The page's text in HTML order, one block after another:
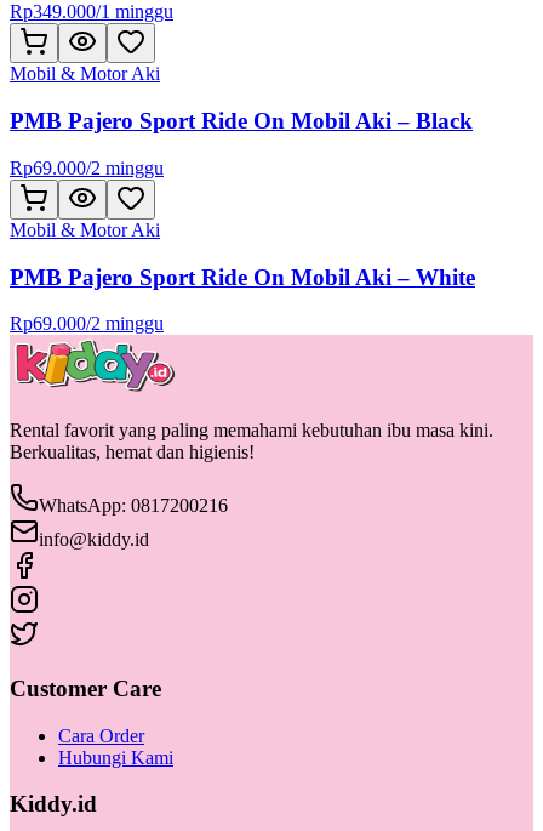
Rp349.000/1 minggu
Mobil & Motor Aki
PMB Pajero Sport Ride On Mobil Aki – Black
Rp69.000/2 minggu
Mobil & Motor Aki
PMB Pajero Sport Ride On Mobil Aki – White
Rp69.000/2 minggu
Rental favorit yang paling memahami kebutuhan ibu masa kini.
Berkualitas, hemat dan higienis!
WhatsApp: 0817200216
info@kiddy.id
Customer Care
Cara Order
Hubungi Kami
Kiddy.id